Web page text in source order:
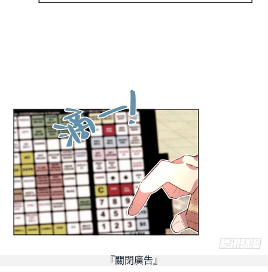
『關閉廣告』